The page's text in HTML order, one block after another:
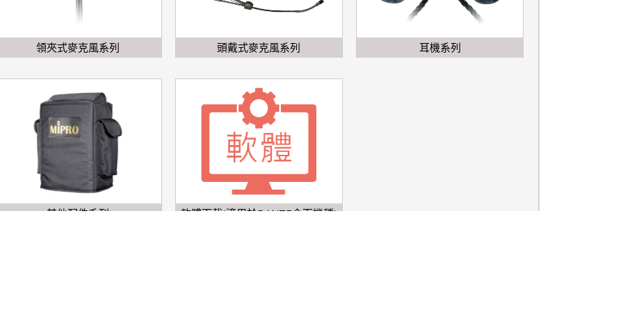
領夾式麥克風系列 頭戴式麥克風系列 耳機系列
其他配件系列 軟體下載(適用於DANTE介面機種)